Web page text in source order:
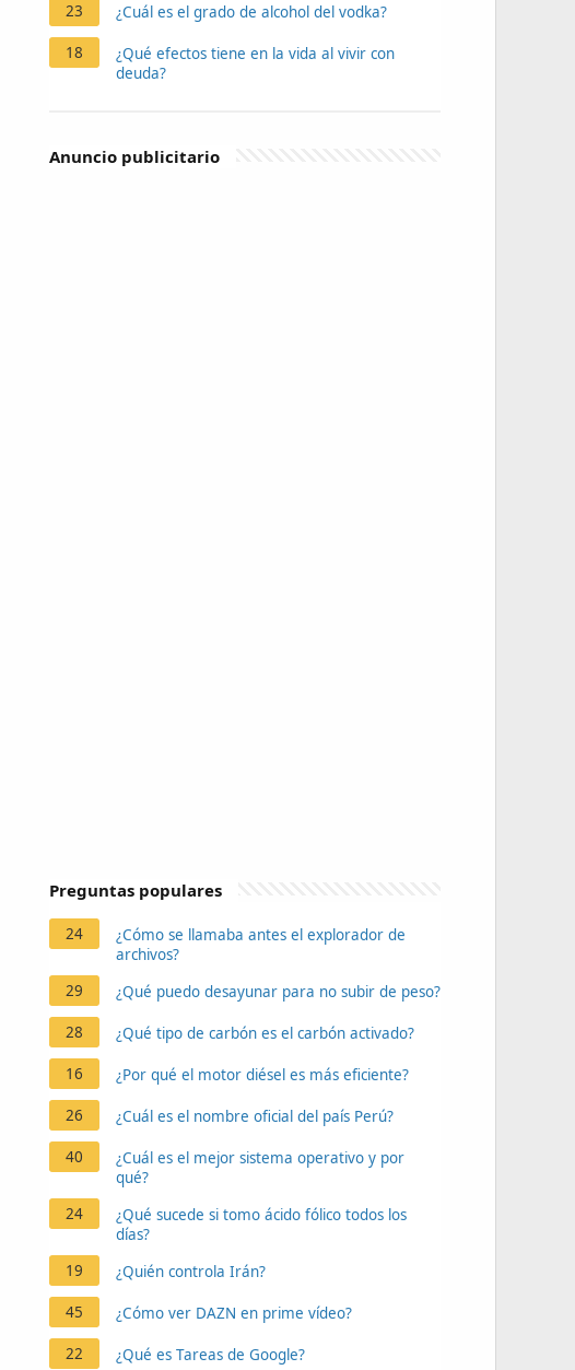
23
¿Cuál es el grado de alcohol del vodka?
18
¿Qué efectos tiene en la vida al vivir con
deuda?
Anuncio publicitario
Preguntas populares
24
¿Cómo se llamaba antes el explorador de
archivos?
29
¿Qué puedo desayunar para no subir de peso?
28 ¿Qué tipo de carbón es el carbón activado?
16 ¿Por qué el motor diésel es más eficiente?
26 ¿Cuál es el nombre oficial del país Perú?
40
¿Cuál es el mejor sistema operativo y por
qué?
24
¿Qué sucede si tomo ácido fólico todos los
días?
19
¿Quién controla Irán?
45 ¿Cómo ver DAZN en prime vídeo?
22 ¿Qué es Tareas de Google?